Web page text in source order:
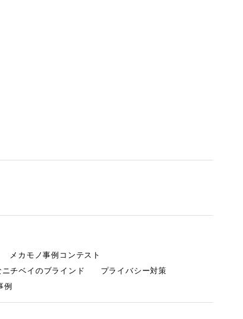
メカモノ事例コンテスト
チベイのブラインド
プライバシー対策
例